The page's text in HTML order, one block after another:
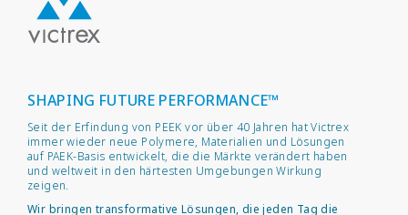
SHAPING FUTURE PERFORMANCE™
Seit der Erfindung von PEEK vor über 40 Jahren hat Victrex
immer wieder neue Polymere, Materialien und Lösungen
auf PAEK-Basis entwickelt, die die Märkte verändert haben
und weltweit in den härtesten Umgebungen Wirkung
zeigen.
Wir bringen transformative Lösungen, die jeden Tag die